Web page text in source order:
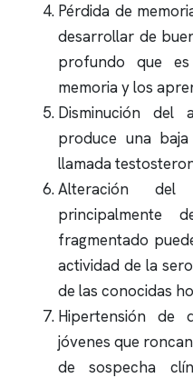
Pérdida de
desarrollar de
profundo que
memoria y los
Disminución del
produce una
llamada
Alteración
principalmente
fragmentado
actividad de la
de las conocidas
Hipertensión de
jóvenes que
de sospecha